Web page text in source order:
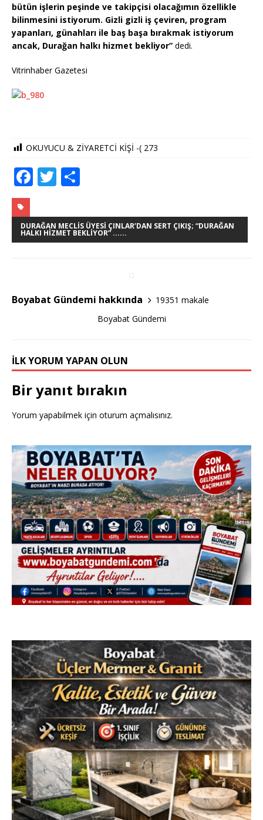
bütün işlerin peşinde ve takipçisi olacağımın özellikle
bilinmesini istiyorum. Gizli gizli iş çeviren, program
yapanları, günahları ile baş başa bırakmak istiyorum
ancak, Durağan halkı hizmet bekliyor” dedi.
Vitrinhaber Gazetesi
OKUYUCU & ZİYARETCİ KİŞİ -( 273
F
c
e
o
k
T
it
te
ar
e
DURAĞAN MECLIS ÜYESI ÇINLAR’DAN SERT ÇIKIŞ; “DURAĞAN
HALKI HIZMET BEKLIYOR” ......
Boyabat Gündemi hakkında
19351 makale
Boyabat Gündemi
İLK YORUM YAPAN OLUN
Bir yanıt bırakın
Yorum yapabilmek için oturum açmalısınız.